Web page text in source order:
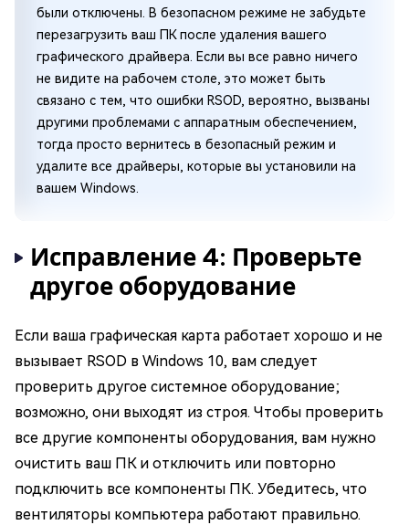
были отключены. В безопасном режиме не забудьте
перезагрузить ваш ПК после удаления вашего
графического драйвера. Если вы все равно ничего
не видите на рабочем столе, это может быть
связано с тем, что ошибки RSOD, вероятно, вызваны
другими проблемами с аппаратным обеспечением,
тогда просто вернитесь в безопасный режим и
удалите все драйверы, которые вы установили на
вашем Windows.
Исправление 4: Проверьте
другое оборудование
Если ваша графическая карта работает хорошо и не
вызывает RSOD в Windows 10, вам следует
проверить другое системное оборудование;
возможно, они выходят из строя. Чтобы проверить
все другие компоненты оборудования, вам нужно
очистить ваш ПК и отключить или повторно
подключить все компоненты ПК. Убедитесь, что
вентиляторы компьютера работают правильно.